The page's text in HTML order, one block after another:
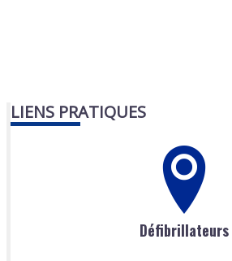
LIENS PRATIQUES
Défibrillateurs